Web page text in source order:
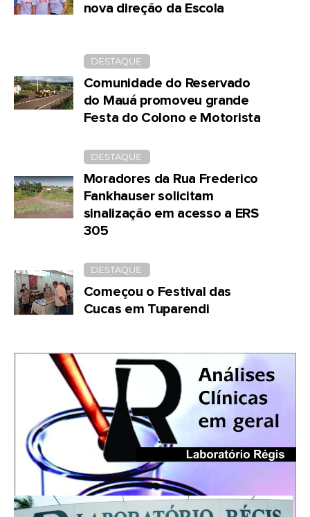
nova direção da Escola
DESTAQUE
Comunidade do Reservado
do Mauá promoveu grande
Festa do Colono e Motorista
DESTAQUE
Moradores da Rua Frederico
Fankhauser solicitam
sinalização em acesso a ERS
305
DESTAQUE
Começou o Festival das
Cucas em Tuparendi